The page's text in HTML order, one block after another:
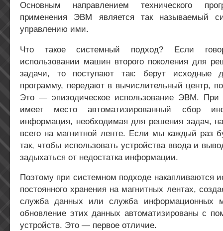
Основным направлением технического
применения ЭВМ является так называемый
управлению ими.
Что такое системный подход? Если
использовании машин второго поколения для
задачи, то поступают так: берут исходные
программу, передают в вычислительный центр,
Это — эпизодическое использование ЭВМ. При
имеет место автоматизированный сбор
информация, необходимая для решения задач,
всего на магнитной ленте. Если мы каждый раз
так, чтобы использовать устройства ввода и
задыхаться от недостатка информации.
Поэтому при системном подходе накапливаются
постоянного хранения на магнитных лентах,
служба данных или служба информационных
обновление этих данных автоматизированы с
устройств. Это — первое отличие.